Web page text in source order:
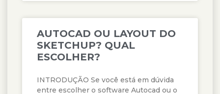
AUTOCAD OU LAYOUT DO
SKETCHUP? QUAL
ESCOLHER?
INTRODUÇÃO Se você está em dúvida
entre escolher o software Autocad ou o